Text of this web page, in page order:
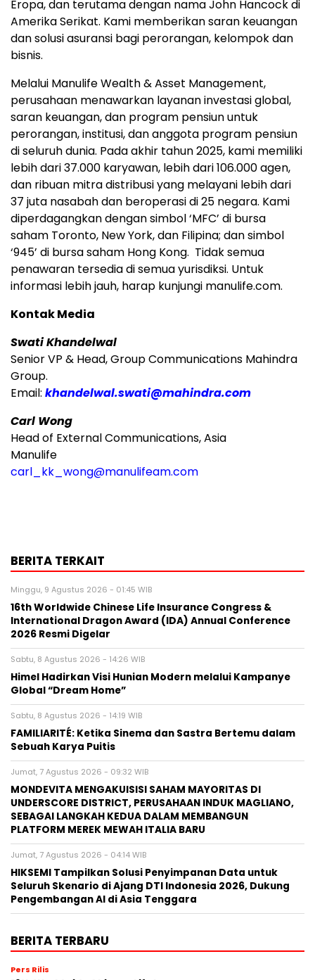
Eropa, dan terutama dengan nama John Hancock di
Amerika Serikat. Kami memberikan saran keuangan
dan solusi asuransi bagi perorangan, kelompok dan
bisnis.
Melalui Manulife Wealth & Asset Management,
perusahaan menawarkan layanan investasi global,
saran keuangan, dan program pensiun untuk
perorangan, institusi, dan anggota program pensiun
di seluruh dunia. Pada akhir tahun 2025, kami memiliki
lebih dari 37.000 karyawan, lebih dari 106.000 agen,
dan ribuan mitra distribusi yang melayani lebih dari
37 juta nasabah dan beroperasi di 25 negara. Kami
diperdagangkan dengan simbol ‘MFC’ di bursa
saham Toronto, New York, dan Filipina; dan simbol
‘945’ di bursa saham Hong Kong. Tidak semua
penawaran tersedia di semua yurisdiksi. Untuk
informasi lebih jauh, harap kunjungi manulife.com.
Kontak Media
Swati Khandelwal
Senior VP & Head, Group Communications Mahindra
Group.
Email: khandelwal.swati@mahindra.com
Carl Wong
Head of External Communications, Asia
Manulife
carl_kk_wong@manulifeam.com
BERITA TERKAIT
Minggu, 9 Agustus 2026 - 01:45 WIB
16th Worldwide Chinese Life Insurance Congress &
International Dragon Award (IDA) Annual Conference
2026 Resmi Digelar
Sabtu, 8 Agustus 2026 - 14:26 WIB
Himel Hadirkan Visi Hunian Modern melalui Kampanye
Global “Dream Home”
Sabtu, 8 Agustus 2026 - 14:19 WIB
FAMILIARITÉ: Ketika Sinema dan Sastra Bertemu dalam
Sebuah Karya Puitis
Jumat, 7 Agustus 2026 - 09:32 WIB
MONDEVITA MENGAKUISISI SAHAM MAYORITAS DI
UNDERSCORE DISTRICT, PERUSAHAAN INDUK MAGLIANO,
SEBAGAI LANGKAH KEDUA DALAM MEMBANGUN
PLATFORM MEREK MEWAH ITALIA BARU
Jumat, 7 Agustus 2026 - 04:14 WIB
HIKSEMI Tampilkan Solusi Penyimpanan Data untuk
Seluruh Skenario di Ajang DTI Indonesia 2026, Dukung
Pengembangan AI di Asia Tenggara
BERITA TERBARU
Pers Rilis